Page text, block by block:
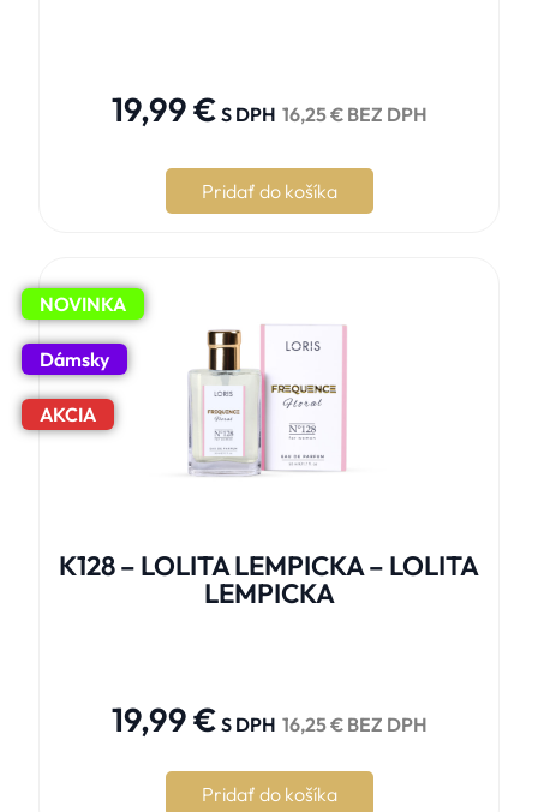
19,99€ S DPH 16,25€BEZ DPH
Pridať do košíka
NOVINKA
Dámsky
AKCIA
K128 – LOLITA LEMPICKA – LOLITA
LEMPICKA
19,99€ S DPH 16,25€BEZ DPH
Pridať do košíka